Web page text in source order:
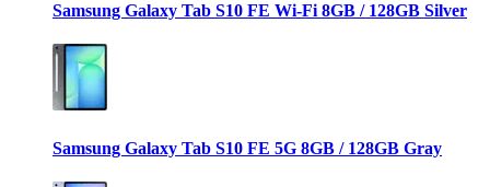
Samsung Galaxy Tab S10 FE Wi-Fi 8GB / 128GB Silver
Samsung Galaxy Tab S10 FE 5G 8GB / 128GB Gray